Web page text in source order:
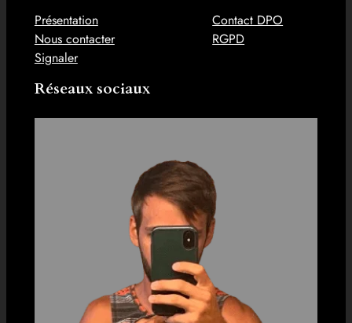
Présentation
Nous contacter
Signaler
Contact DPO
RGPD
Réseaux sociaux